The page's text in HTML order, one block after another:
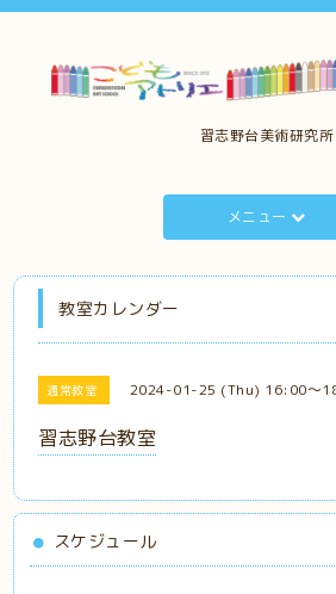
習志野台美術研究所
メニュー
教室カレンダー
通常教室 2024-01-25 (Thu) 16:00～
習志野台教室
スケジュール